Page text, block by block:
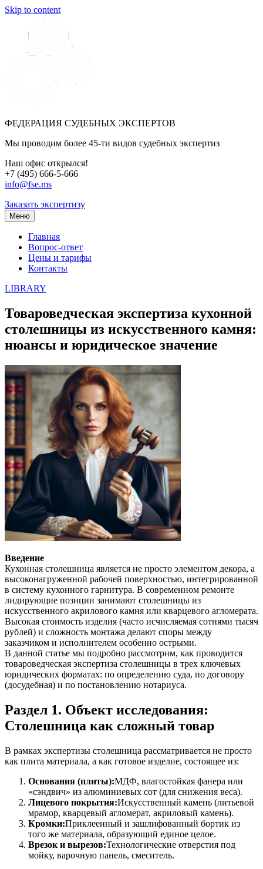
Skip to content
ФЕДЕРАЦИЯ СУДЕБНЫХ ЭКСПЕРТОВ
Мы проводим более 45-ти видов судебных экспертиз
Наш офис открылся!
+7 (495) 666-5-666
info@fse.ms
Заказать экспертизу
Меню
Главная
Вопрос-ответ
Цены и тарифы
Контакты
LIBRARY
Товароведческая экспертиза кухонной
столешницы из искусственного камня:
нюансы и юридическое значение
Введение
Кухонная столешница является не просто элементом декора, а
высоконагруженной рабочей поверхностью, интегрированной
в систему кухонного гарнитура. В современном ремонте
лидирующие позиции занимают столешницы из
искусственного акрилового камня или кварцевого агломерата.
Высокая стоимость изделия (часто исчисляемая сотнями тысяч
рублей) и сложность монтажа делают споры между
заказчиком и исполнителем особенно острыми.
В данной статье мы подробно рассмотрим, как проводится
товароведческая экспертиза столешницы в трех ключевых
юридических форматах: по определению суда, по договору
(досудебная) и по постановлению нотариуса.
Раздел 1. Объект исследования:
Столешница как сложный товар
В рамках экспертизы столешница рассматривается не просто
как плита материала, а как готовое изделие, состоящее из:
Основания (плиты):МДФ, влагостойкая фанера или
«сэндвич» из алюминиевых сот (для снижения веса).
Лицевого покрытия:Искусственный камень (литьевой
мрамор, кварцевый агломерат, акриловый камень).
Кромки:Приклеенный и зашлифованный бортик из
того же материала, образующий единое целое.
Врезок и вырезов:Технологические отверстия под
мойку, варочную панель, смеситель.